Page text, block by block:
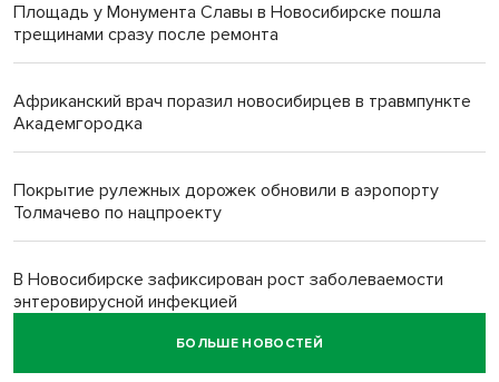
Площадь у Монумента Славы в Новосибирске пошла
трещинами сразу после ремонта
Африканский врач поразил новосибирцев в травмпункте
Академгородка
Покрытие рулежных дорожек обновили в аэропорту
Толмачево по нацпроекту
В Новосибирске зафиксирован рост заболеваемости
энтеровирусной инфекцией
БОЛЬШЕ НОВОСТЕЙ